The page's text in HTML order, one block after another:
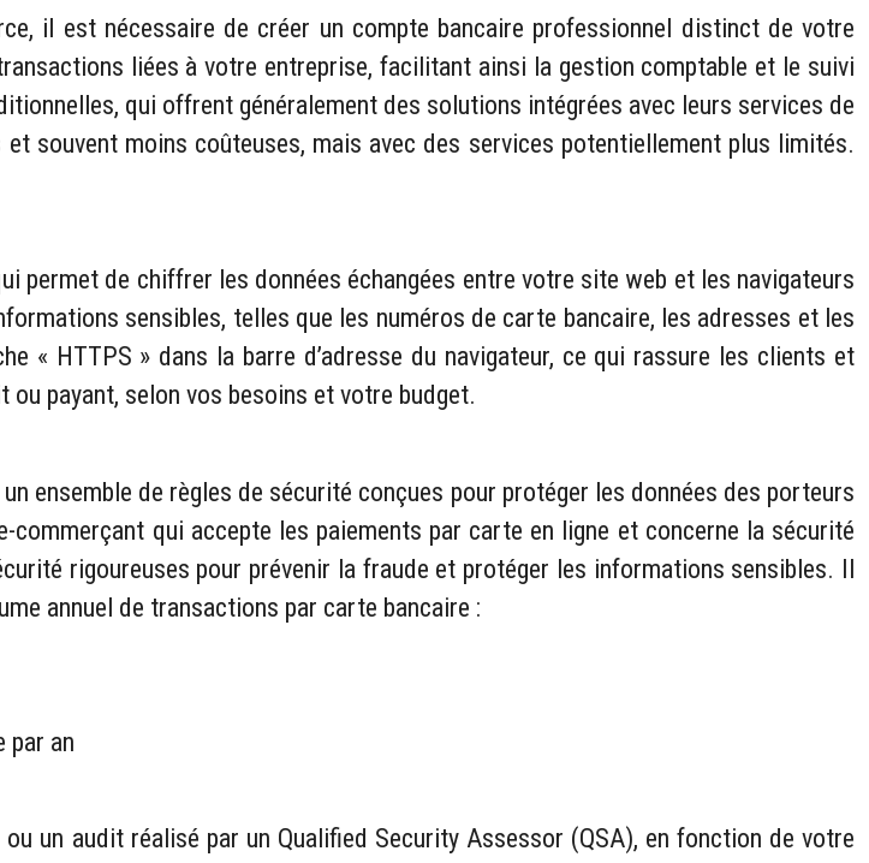
il est nécessaire de créer un compte bancaire professionnel distinct de votre
liées à votre entreprise, facilitant ainsi la gestion comptable et le suivi
qui offrent généralement des solutions intégrées avec leurs services de
souvent moins coûteuses, mais avec des services potentiellement plus limités.
de chiffrer les données échangées entre votre site web et les navigateurs
sensibles, telles que les numéros de carte bancaire, les adresses et les
« HTTPS » dans la barre d’adresse du navigateur, ce qui rassure les clients et
payant, selon vos besoins et votre budget.
ensemble de règles de sécurité conçues pour protéger les données des porteurs
qui accepte les paiements par carte en ligne et concerne la sécurité
rigoureuses pour prévenir la fraude et protéger les informations sensibles. Il
annuel de transactions par carte bancaire :
par an
un audit réalisé par un Qualified Security Assessor (QSA), en fonction de votre